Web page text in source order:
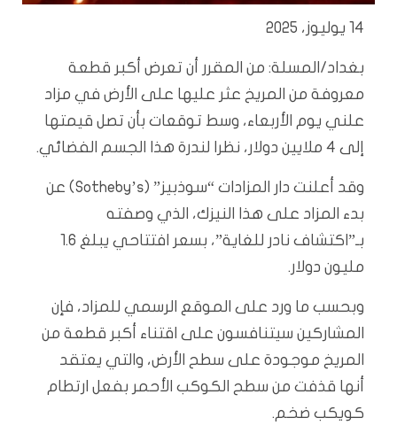
14 يوليوز، 2025
بغداد/المسلة: من المقرر أن تعرض أكبر قطعة
معروفة من المريخ عثر عليها على الأرض في مزاد
علني يوم الأربعاء، وسط توقعات بأن تصل قيمتها
إلى 4 ملايين دولار، نظرا لندرة هذا الجسم الفضائي.
وقد أعلنت دار المزادات “سوذبيز” (Sotheby’s) عن
بدء المزاد على هذا النيزك، الذي وصفته
بـ”اكتشاف نادر للغاية”، بسعر افتتاحي يبلغ 1.6
مليون دولار.
وبحسب ما ورد على الموقع الرسمي للمزاد، فإن
المشاركين سيتنافسون على اقتناء أكبر قطعة من
المريخ موجودة على سطح الأرض، والتي يعتقد
أنها قذفت من سطح الكوكب الأحمر بفعل ارتطام
كويكب ضخم.